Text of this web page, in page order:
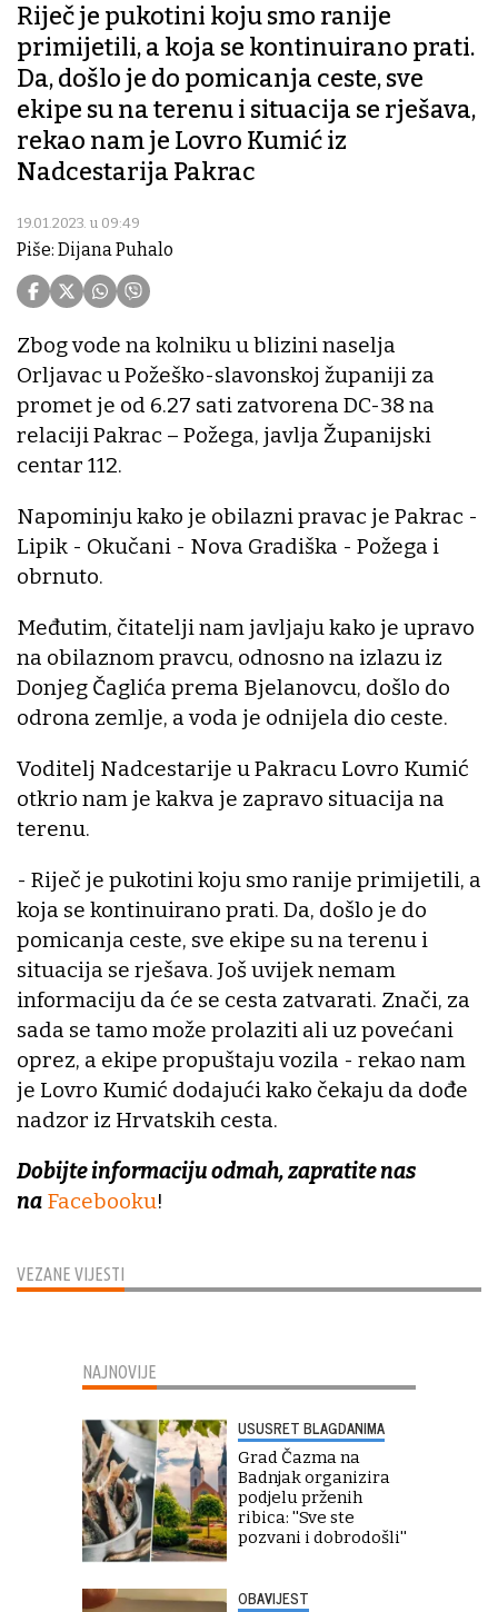
Riječ je pukotini koju smo ranije
primijetili, a koja se kontinuirano prati.
Da, došlo je do pomicanja ceste, sve
ekipe su na terenu i situacija se rješava,
rekao nam je Lovro Kumić iz
Nadcestarija Pakrac
19.01.2023. u 09:49
Piše: Dijana Puhalo
VEZANE VIJESTI
Zbog vode na kolniku u blizini naselja
Orljavac u Požeško-slavonskoj županiji za
promet je od 6.27 sati zatvorena DC-38 na
relaciji Pakrac – Požega, javlja Županijski
centar 112.
Napominju kako je obilazni pravac je Pakrac -
Lipik - Okučani - Nova Gradiška - Požega i
obrnuto.
Međutim, čitatelji nam javljaju kako je upravo
na obilaznom pravcu, odnosno na izlazu iz
Donjeg Čaglića prema Bjelanovcu, došlo do
odrona zemlje, a voda je odnijela dio ceste.
Voditelj Nadcestarije u Pakracu Lovro Kumić
otkrio nam je kakva je zapravo situacija na
terenu.
- Riječ je pukotini koju smo ranije primijetili, a
koja se kontinuirano prati. Da, došlo je do
pomicanja ceste, sve ekipe su na terenu i
situacija se rješava. Još uvijek nemam
informaciju da će se cesta zatvarati. Znači, za
sada se tamo može prolaziti ali uz povećani
oprez, a ekipe propuštaju vozila - rekao nam
je Lovro Kumić dodajući kako čekaju da dođe
nadzor iz Hrvatskih cesta.
Dobijte informaciju odmah, zapratite nas
na Facebooku!
NAJNOVIJE
USUSRET BLAGDANIMA
Grad Čazma na
Badnjak organizira
podjelu prženih
ribica: ''Sve ste
pozvani i dobrodošli''
OBAVIJEST